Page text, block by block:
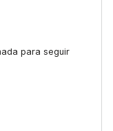
para seguir